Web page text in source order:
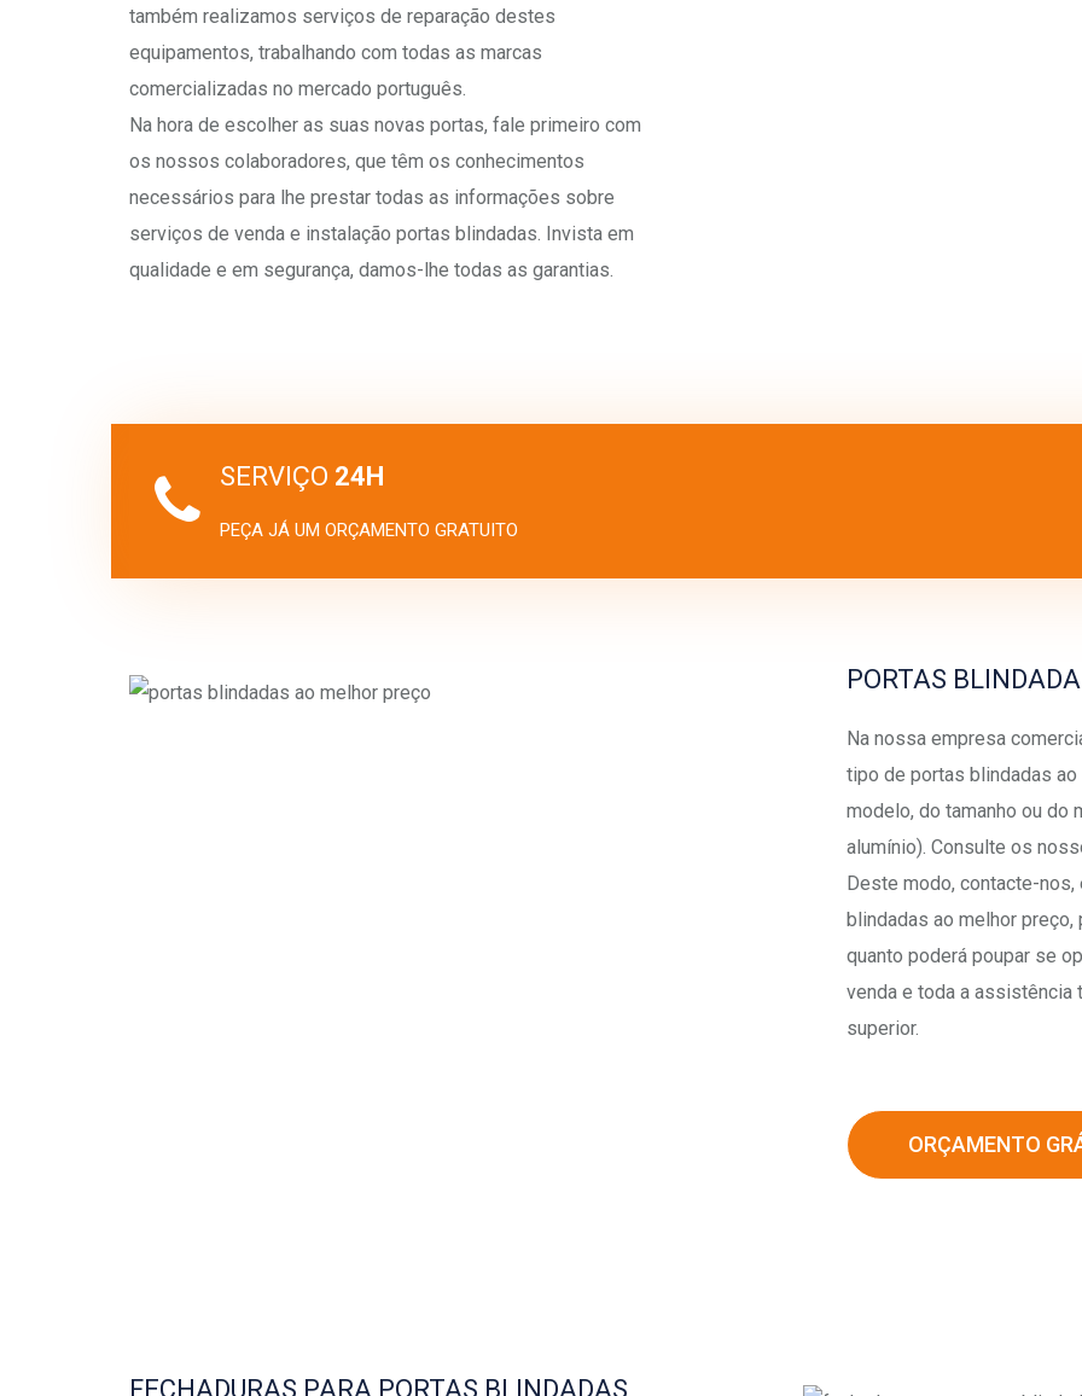
também realizamos serviços de reparação destes
equipamentos, trabalhando com todas as marcas
comercializadas no mercado português.
Na hora de escolher as suas novas portas, fale primeiro com
os nossos colaboradores, que têm os conhecimentos
necessários para lhe prestar todas as informações sobre
serviços de venda e instalação portas blindadas. Invista em
qualidade e em segurança, damos-lhe todas as garantias.
SERVIÇO 24H
PEÇA JÁ UM ORÇAMENTO GRATUITO
PORTAS
Na nossa empresa
tipo de portas blindadas
modelo, do tamanho ou do
alumínio). Consulte os
Deste modo, contacte-nos,
blindadas ao melhor
quanto poderá poupar se
venda e toda a assistência
superior.
ORÇAMENTO
FECHADURAS PARA PORTAS BLINDADAS